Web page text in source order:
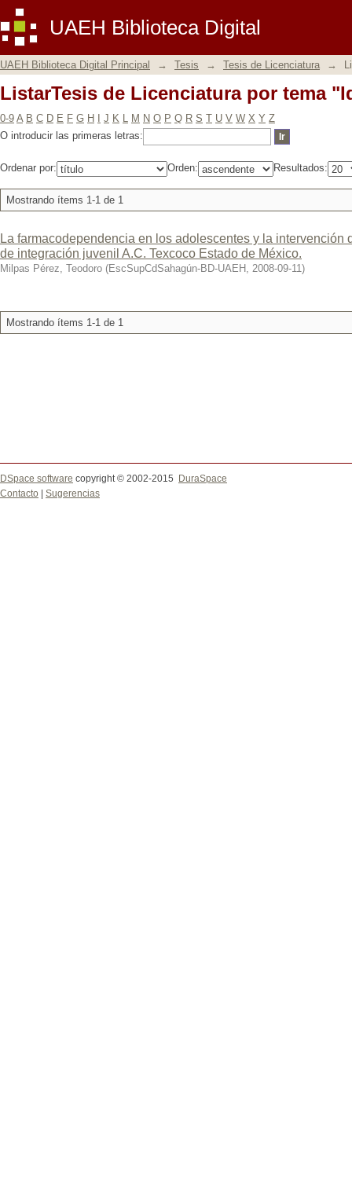
UAEH Biblioteca Digital
ListarTesis de Licenciatura por tema
UAEH Biblioteca Digital Principal → Tesis → Tesis de Licenciatura →
ListarTesis de Licenciatura por tema
0-9 A B C D E F G H J K L M N O P Q R S T U V W X Y Z
O introducir las primeras letras:
Ordenar por: Orden: Resultados:
Mostrando ítems 1-1 de 1
La farmacodependencia en los adolescentes y la intervención
de integración juvenil A.C. Texcoco Estado de México.
Milpas Pérez, Teodoro (EscSupCdSahagún-BD-UAEH , 2008-09-11)
Mostrando ítems 1-1 de 1
DSpace software copyright © 2002-2015
DuraSpace
Contacto
Sugerencias